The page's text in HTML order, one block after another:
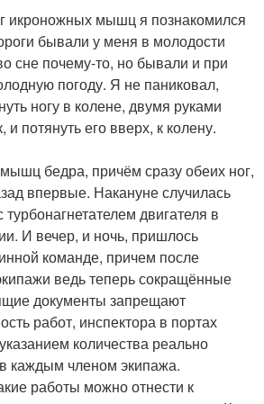
икроножных мышц я познакомился
бывали у меня в молодости
сне почему-то, но бывали и при
погоду. Я не паниковал,
ногу в колене, двумя руками
и потянуть его вверх, к колену.
бедра, причём сразу обеих ног,
впервые. Накануне случилась
двигателя в
И вечер, и ночь, пришлось
команде, причем после
ведь теперь сокращённые
документы запрещают
работ, инспектора в портах
количества реально
каждым членом экипажа.
работы можно отнести к